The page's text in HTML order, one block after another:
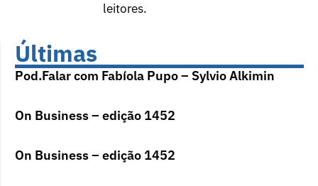
leitores.
Últimas
Pod.Falar com Fabíola Pupo – Sylvio Alkimin
On Business – edição 1452
On Business – edição 1452